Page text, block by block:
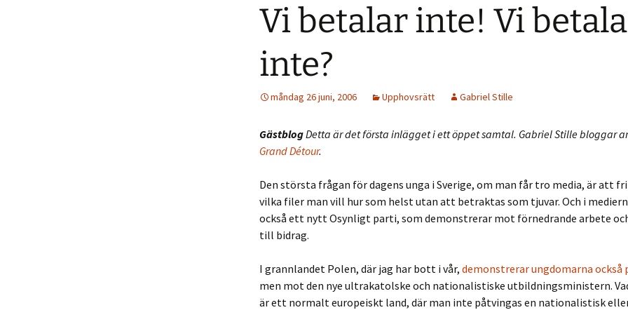
Vi betalar inte! Vi
inte?
måndag 26 juni, 2006 Upphovsrätt Gabriel Stille
GästblogDetta är det första inlägget i ett öppet samtal. Gabriel Stille bloggar
Grand Détour.
Den största frågan för dagens unga i Sverige, om man får tro media, är att
vilka filer man vill hur som helst utan att betraktas som tjuvar. Och i
också ett nytt Osynligt parti, som demonstrerar mot förnedrande arbete
till bidrag.
I grannlandet Polen, där jag har bott i vår, demonstrerar ungdomarna också
men mot den nye ultrakatolske och nationalistiske utbildningsministern.
är ett normalt europeiskt land, där man inte påtvingas en nationalistisk